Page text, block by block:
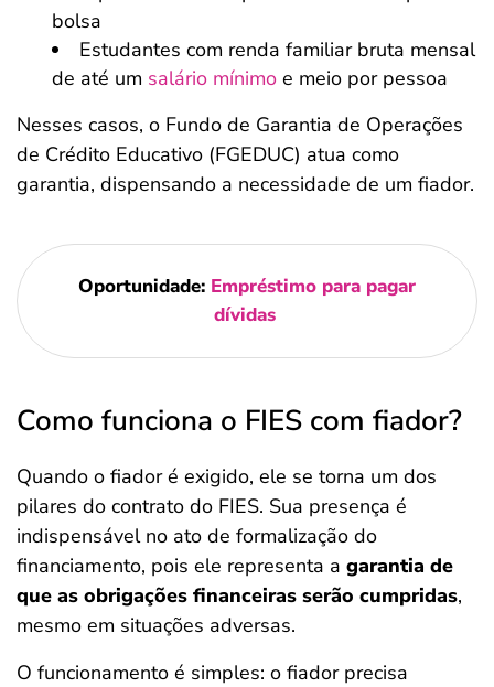
bolsa
Estudantes com renda familiar bruta mensal
de até um salário mínimo e meio por pessoa
Nesses casos, o Fundo de Garantia de Operações
de Crédito Educativo (FGEDUC) atua como
garantia, dispensando a necessidade de um fiador.
Oportunidade: Empréstimo para pagar
dívidas
Como funciona o FIES com fiador?
Quando o fiador é exigido, ele se torna um dos
pilares do contrato do FIES. Sua presença é
indispensável no ato de formalização do
financiamento, pois ele representa a garantia de
que as obrigações financeiras serão cumpridas,
mesmo em situações adversas.
O funcionamento é simples: o fiador precisa